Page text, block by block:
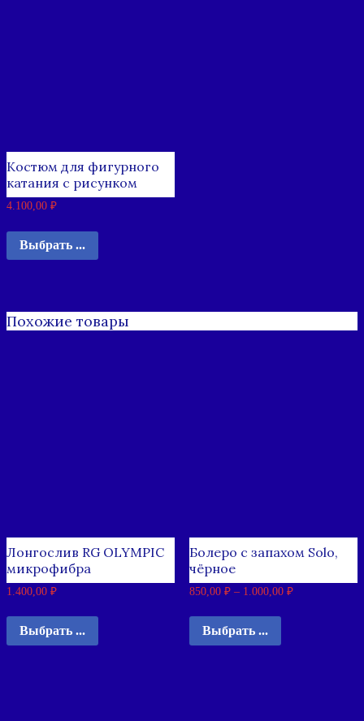
Костюм для фигурного
катания с рисунком
4.100,00 ₽
Выбрать ...
Похожие товары
Лонгослив RG OLYMPIC
микрофибра
1.400,00 ₽
Выбрать ...
Болеро с запахом Solo,
чёрное
850,00 ₽– 1.000,00 ₽
Выбрать ...